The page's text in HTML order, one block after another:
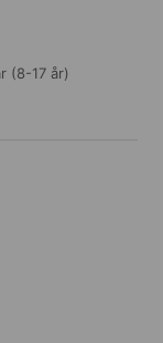
(8-17 år)